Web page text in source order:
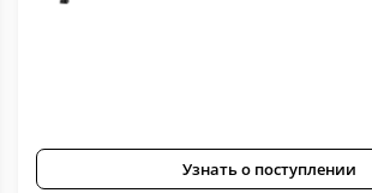
Узнать о поступлении